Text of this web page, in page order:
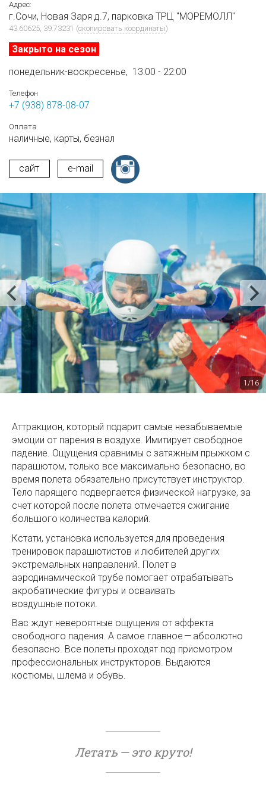
Адрес:
г.Сочи, Новая Заря д.7, парковка ТРЦ "МОРЕМОЛЛ"
43.60625, 39.73231 (скопировать координаты)
Закрыто на сезон
понедельник-воскресенье, 13:00 - 22:00
Телефон
+7 (938) 878-08-07
Оплата
наличные, карты, безнал
сайт e-mail
1/16
Аттракцион, который подарит самые незабываемые
эмоции от парения в воздухе. Имитирует свободное
падение. Ощущения сравнимы с затяжным прыжком с
парашютом, только все максимально безопасно, во
время полета обязательно присутствует инструктор.
Тело парящего подвергается физической нагрузке, за
счет которой после полета отмечается сжигание
большого количества калорий.
Кстати, установка используется для проведения
тренировок парашютистов и любителей других
экстремальных направлений. Полет в
аэродинамической трубе помогает отрабатывать
акробатические фигуры и осваивать
воздушные потоки.
Вас ждут невероятные ощущения от эффекта
свободного падения. А самое главное — абсолютно
безопасно. Все полеты проходят под присмотром
профессиональных инструкторов. Выдаются
костюмы, шлема и обувь.
Летать — это круто!